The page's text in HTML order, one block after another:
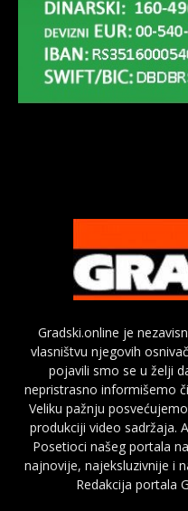
Gradski.online je
vlasništvu njegovih
pojavili smo se u želji
nepristrasno informišemo
Veliku pažnju
produkciji video sadržaja.
Posetioci našeg portala
najnovije, najeksluzivnije i
Redakcija portala